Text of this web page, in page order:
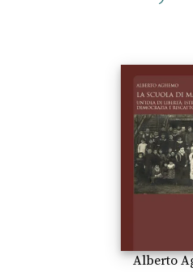
Alberto